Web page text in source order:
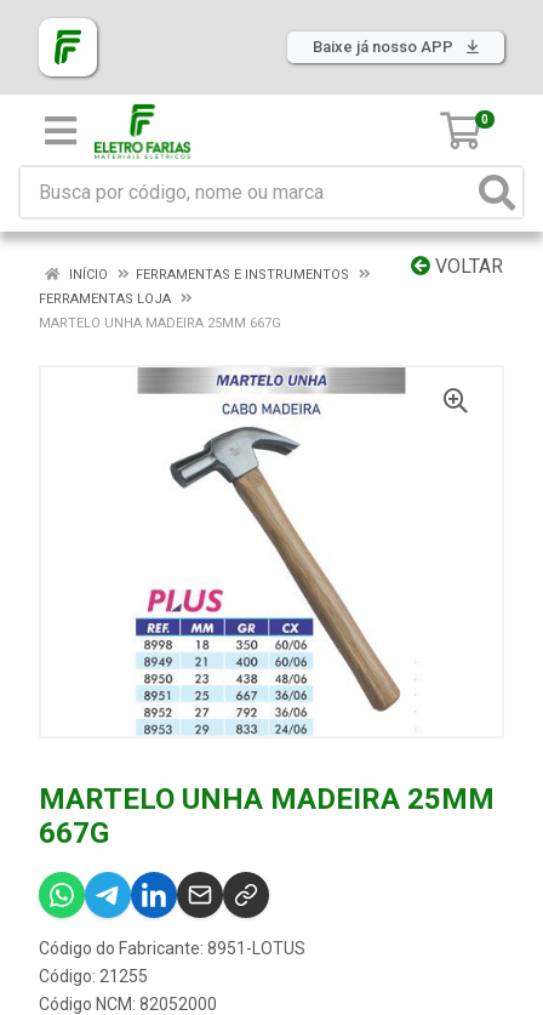
Baixe já nosso APP
0
VOLTAR
INÍCIO
FERRAMENTAS E INSTRUMENTOS
FERRAMENTAS LOJA
MARTELO UNHA MADEIRA 25MM 667G
MARTELO UNHA MADEIRA 25MM
667G
Código do Fabricante: 8951-LOTUS
Código: 21255
Código NCM: 82052000